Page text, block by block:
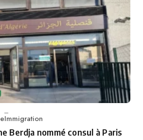
Immigration
Berdja nommé consul à Paris